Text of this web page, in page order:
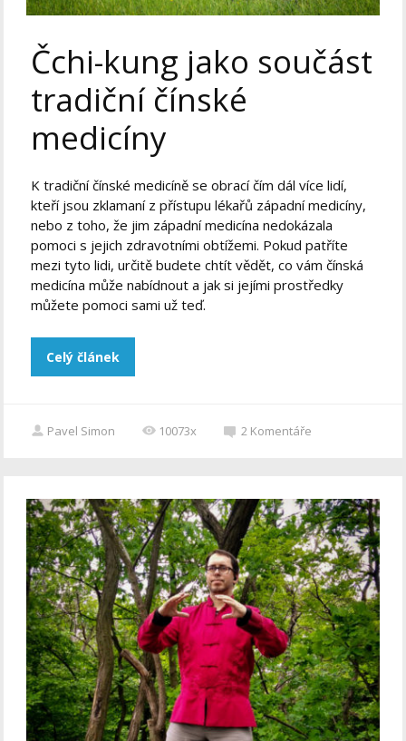
Čchi-kung jako součást
tradiční čínské
medicíny
K tradiční čínské medicíně se obrací čím dál více lidí,
kteří jsou zklamaní z přístupu lékařů západní medicíny,
nebo z toho, že jim západní medicína nedokázala
pomoci s jejich zdravotními obtížemi. Pokud patříte
mezi tyto lidi, určitě budete chtít vědět, co vám čínská
medicína může nabídnout a jak si jejími prostředky
můžete pomoci sami už teď.
Celý článek
Pavel Simon 10073x 2 Komentáře